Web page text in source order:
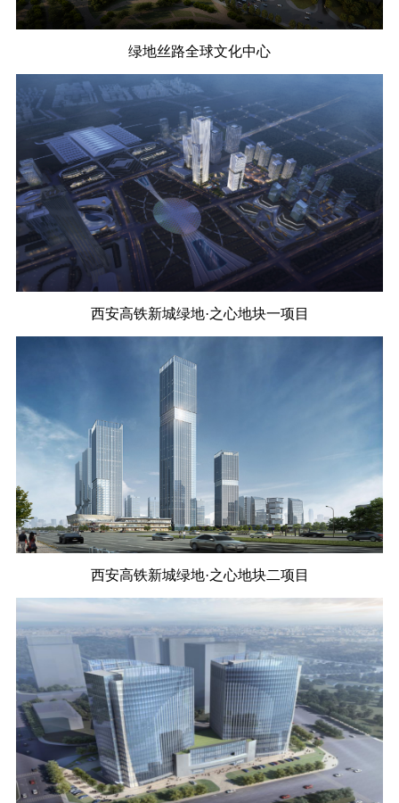
绿地丝路全球文化中心
西安高铁新城绿地·之心地块一项目
西安高铁新城绿地·之心地块二项目